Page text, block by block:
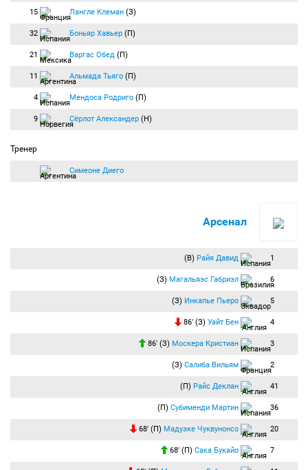
15 Лангле Клеман (З)
32 Боньяр Хавьер (П)
21 Варгас Обед (П)
11 Альмада Тьяго (П)
4 Мендоса Родриго (П)
9 Сёрлот Александер (Н)
Тренер
Симеоне Диего
Арсенал
(В) Райя Давид 1
(З) Магальяэс Габриэл 6
(З) Инкапье Пьеро 5
86′ (З) Уайт Бен 4
86′ (З) Москера Кристиан 3
(З) Салиба Вильям 2
(П) Райс Деклан 41
(П) Субименди Мартин 36
68′ (П) Мадуэке Чуквунонсо 20
68′ (П) Сака Букайо 7